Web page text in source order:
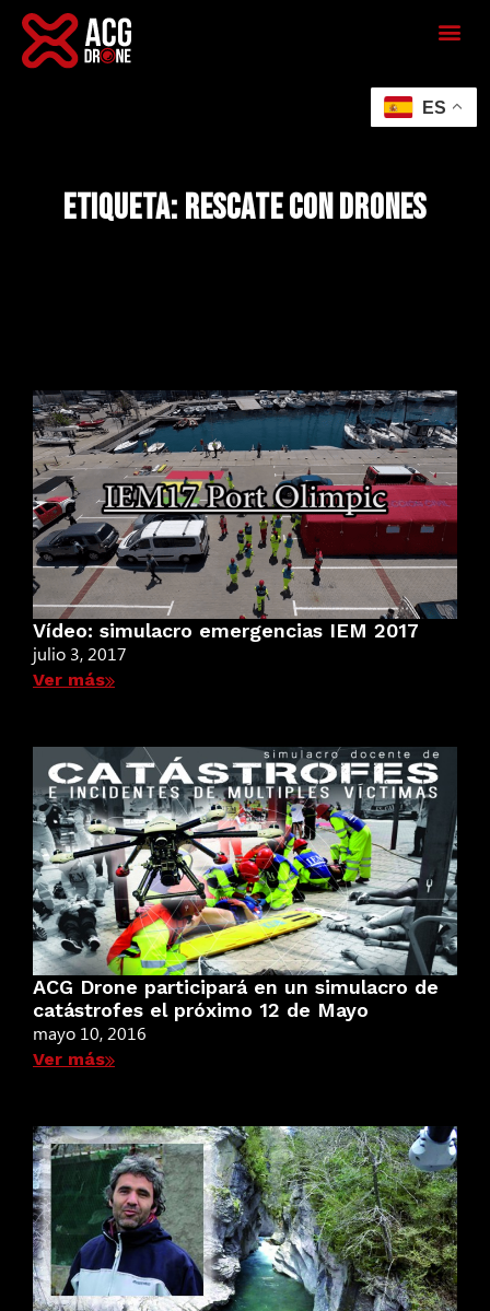
Etiqueta: rescate con drones
Vídeo: simulacro emergencias IEM 2017
julio 3, 2017
Ver más
ACG Drone participará en un simulacro de
catástrofes el próximo 12 de Mayo
mayo 10, 2016
Ver más
ES